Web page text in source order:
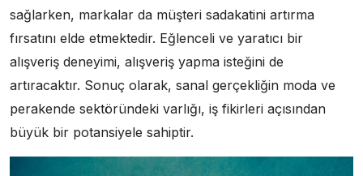
sağlarken, markalar da müşteri sadakatini artırma
fırsatını elde etmektedir. Eğlenceli ve yaratıcı bir
alışveriş deneyimi, alışveriş yapma isteğini de
artıracaktır. Sonuç olarak, sanal gerçekliğin moda ve
perakende sektöründeki varlığı, iş fikirleri açısından
büyük bir potansiyele sahiptir.